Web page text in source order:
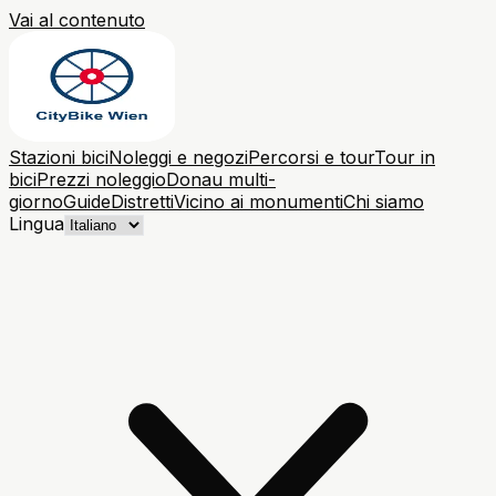
Vai al contenuto
Stazioni biciNoleggi e negoziPercorsi e tourTour in
biciPrezzi noleggioDonau multi-
giornoGuideDistrettiVicino ai monumentiChi siamo
Lingua